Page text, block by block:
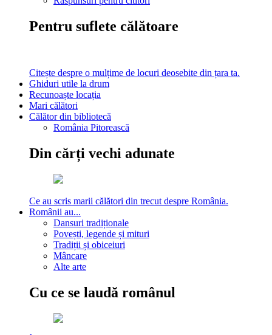
Pentru suflete călătoare
Citește despre o mulțime de locuri deosebite din țara ta.
Ghiduri utile la drum
Recunoaște locația
Mari călători
Călător din bibliotecă
România Pitorească
Din cărți vechi adunate
Ce au scris marii călători din trecut despre România.
Românii au...
Dansuri tradiționale
Povești, legende și mituri
Tradiții și obiceiuri
Mâncare
Alte arte
Cu ce se laudă românul